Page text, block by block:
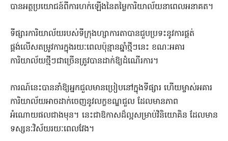
បានអត្ថប្រយោជន៍ពីការហក់ឡើងនៃតម្លៃការិយាល័យនាពេលអនាគត។
ទីផ្សារការិយាល័យរបស់ទីក្រុងហ្សាការតាបានជួបប្រទះនូវការផ្គត់
ផ្គង់លើសតម្រូវការក្នុងរយៈពេលប៉ុន្មានឆ្នាំថ្មីៗនេះ ខណៈអគារ
ការិយាល័យថ្មីៗជាច្រើនត្រូវបានដាក់ឱ្យដំណើរការ។
ការណ៍នេះបាននាំឱ្យអ្នកជួលមានប្រៀបនៅក្នុងទីផ្សារ ហើយម្ចាស់អគារ
ការិយាល័យអាចដាក់ចេញនូវលក្ខខណ្ឌជួល ដែលមានភាព
អំណោយផលជាងមុន។ នេះជាឱកាសដ៏ល្អសម្រាប់វិនិយោគិន ដែលមាន
ទស្សនៈវិស័យរយៈពេលវែង។